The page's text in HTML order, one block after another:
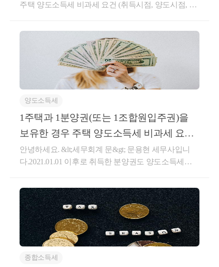
의3에 따른 직전 임대차계약으로 볼 수 있는 것입니다.
도인이 임차인으로 거주 및 임대보증금 제외한 잔금
지급 조건-’20.5.27.A주택 취득하면서 전소유자와 임대
차계약 체결-’22.5월기존 임차인과 임대보증금 또는 임
대료의 증가율이 100분의 5를 초과하지 않는 임대차계
약 체결2. 질의내용 - 주택을 취득하면서 주택의 전 소
에 대한 임대차계약을 체결한 경우,「소득세법시행
령」제155조의3 상생임대주택 특례의 직전 임대차계
약으로 볼 수 있는지도움이 되셨길 바랍니다. 감사합
직접02-6403-9250으로 전화를 주시거나cta_moonyh@n
aver.com으로 연락을 주시면 됩니다!★주요 경력- 121,0
구를 통한 약 25억 이상 세금 환급- 세무사 플랫폼 '택
슬리' 상담 및 후기 1위 (약 4,000건 이상 상담)- 전문가
플랫폼 '아하커넥츠' 상담 및 후기 1위 (약 500건 이상
상담)- 지식공유플랫폼 '아하' 세무/회계 1위 (117,000건
이상 답변 및 337만건 이상 공유)- KB금융 콘텐츠 필
밖의 공급조건에 따라 통상의 대가에서 일정액을 직접
는 자에게 지급하는 장려금이나 이와 유사한 금액 및
제45조제1항에 따른 대손금액(貸損金額)은 과세표준
에서 공제하지 아니한다.○부가가치세법 시행령§61
(외상거래 등 그 밖의 공급가액의 계산) ①법 제29조제
3항제6호에서 "대통령령으로 정하는 마일리지 등"이
란 재화 또는 용역의 구입실적에 따라 마일리지, 포인
트 또는 그 밖에 이와 유사한 형태로 별도의 대가 없이
적립받은 후 다른 재화 또는 용역 구입 시 결제수단으
로 사용할 수 있는 것과 재화 또는 용역의 구입실적에
따라 별도의 대가 없이 교부받으며 전산시스템 등을
통하여 그 밖의 상품권과 구분 관리되는 상품권(이하
이 조에서 "마일리지등"이라 한다)을 말한다. ②법 제2
다음 각 호의 구분에 따른 가액을 말한다.9. 마일리지
등으로 대금의 전부 또는 일부를 결제받은 경우(제10
호에 해당하는 경우는 제외한다): 다음 각 목의 금액을
합한 금액가. 마일리지등 외의 수단으로 결제받은 금
액나.자기적립마일리지등[당초 재화 또는 용역을 공급
여 준 경우를 포함한다)하여 준 사업자에게 사용한 마
주택 양도소득세 비과세 요건 (취득시점, 양도시점, 예
무사입니다. ​2021.01.01 이후로 취득한 분양권도 양도
소득세에서 주택수에 포함되기 때문에 분양권과 주택
을 보유한 경우, 주택을 양도한다면 일반적으로 2주택
자에 해당되어 양도소득세가 과세됩니다. 다만 일정
요건을 충족하면 주택을 비과세 받을 수 있습니다. 1분
양권(또는 입주권)과 1주택을 보유할 경우, 1주택 양도
시 비과세를 받기 위해서는 아래의 1 혹은 2 요건을 충
족해야 합니다.​​​1. 분양권 (입주권) 취득일로부터 3년 이
득일로부터 3년 이내 양도하고 아래 요건을 모두 충족
하는 경우a. 종전주택을 취득한 날부터 1년 이상 지난
후 조합원입주권 취득b. 조합원입주권을 취득한 날부
비과세 요건(2년 보유 및 거주 등)을 충족할 것​다만, 1
년 이상 지난후 분양권(입주권)을 취득하는 요건을 적
용하지 않는 경우도 있습니다.※ 1년 이상이 지난 후
분양권(입주권)을 취득하는 요건을 적용하지 않는 경
우● 민간건설임대주택 또는 공공건설임대주택을 취
득하여 양도하는 경우로서 임차일부터 해당 주택의 양
도일까지의 기간 중 세대전원이 거주한 기간(부득이한
양도소득세
1주택과 1분양권(또는 1조합원입주권)을
보유한 경우 주택 양도소득세 비과세 요건
(취득시점, 양도시점,
안녕하세요. &lt;세무회계 문&gt; 문용현 세무사입니
다.2021.01.01 이후로 취득한 분양권도 양도소득세에
경우, 주택을 양도한다면 일반적으로 2주택자에 해당
되어 양도소득세가 과세됩니다. 다만 일정 요건을 충
족하면 주택을 비과세 받을 수 있습니다. 1분양권(또는
입주권)과 1주택을 보유할 경우, 1주택 양도시 비과세
를 받기 위해서는 아래의 1 혹은 2 요건을 충족해야 합
니다.1. 분양권 (입주권) 취득일로부터 3년 이내 종전주
택 양도하는 경우▶ 주택을 분양권(조합원입주권) 취
종합소득세